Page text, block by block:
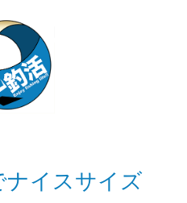
ナイスサイズ